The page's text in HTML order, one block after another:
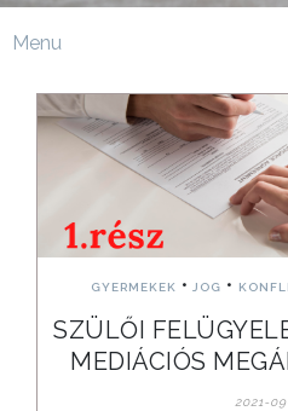
Menu
GYERMEKEK •JOG •
SZÜLŐI
MEDIÁCIÓS
2021-